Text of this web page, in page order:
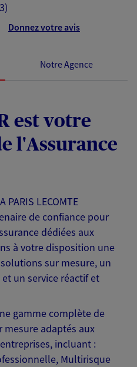
Donnez votre avis
Notre Agence
est votre
l'Assurance
LECOMTE
de confiance pour
dédiées aux
à votre disposition une
sur mesure, un
un service réactif et
gamme complète de
adaptés aux
incluant :
Multirisque